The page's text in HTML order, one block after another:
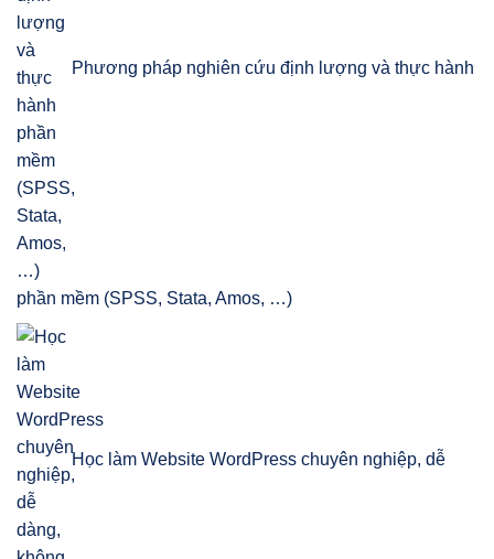
Phương pháp nghiên cứu định lượng và thực hành
phần mềm (SPSS, Stata, Amos, …)
Học làm Website WordPress chuyên nghiệp, dễ